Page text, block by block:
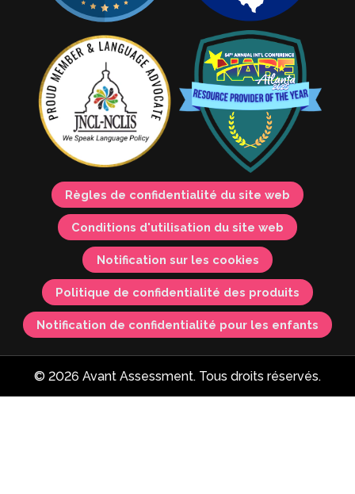
Règles de confidentialité du site web
Conditions d'utilisation du site web
Notification sur les cookies
Politique de confidentialité des produits
Notification de confidentialité pour les enfants
© 2026 Avant Assessment. Tous droits réservés.